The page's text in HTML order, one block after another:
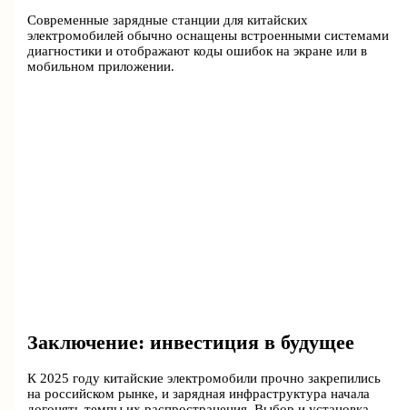
Современные зарядные станции для китайских
электромобилей обычно оснащены встроенными системами
диагностики и отображают коды ошибок на экране или в
мобильном приложении.
Заключение: инвестиция в будущее
К 2025 году китайские электромобили прочно закрепились
на российском рынке, и зарядная инфраструктура начала